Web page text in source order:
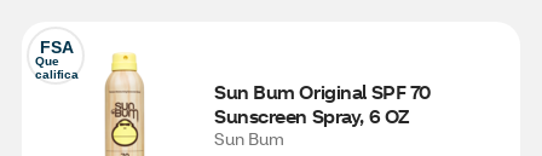
FSA
Que
califica
Sun Bum Original SPF 70
Sunscreen Spray, 6 OZ
Sun Bum